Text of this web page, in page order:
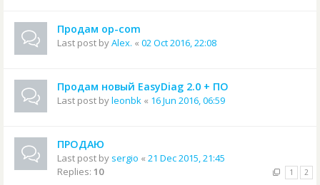
Продам op-com
Last post byAlex. « 02 Oct 2016, 22:08
Продам новый EasyDiag 2.0 + ПО
Last post byleonbk « 16 Jun 2016, 06:59
ПРОДАЮ
Last post by sergio « 21 Dec 2015, 21:45
Replies: 10 1 2